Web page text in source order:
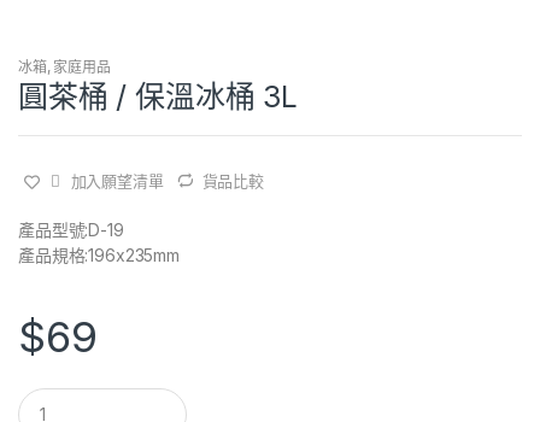
冰箱, 家庭用品
圓茶桶 / 保溫冰桶 3L
加入願望清單 貨品比較
產品型號:D-19
產品規格:196x235mm
$69
Q